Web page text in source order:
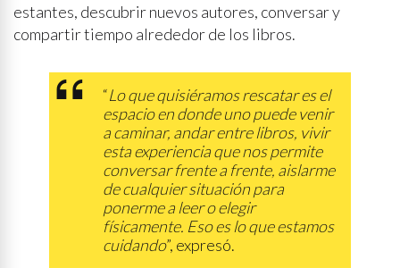
estantes, descubrir nuevos autores, conversar y
compartir tiempo alrededor de los libros.
“Lo que quisiéramos rescatar es el
espacio en donde uno puede venir
a caminar, andar entre libros, vivir
esta experiencia que nos permite
conversar frente a frente, aislarme
de cualquier situación para
ponerme a leer o elegir
físicamente. Eso es lo que estamos
cuidando”, expresó.